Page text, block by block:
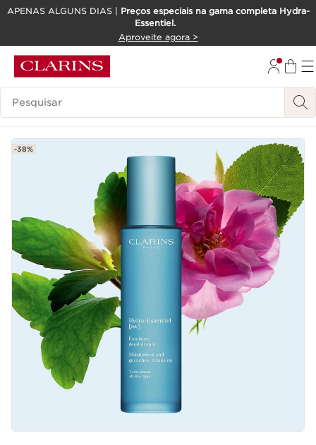
SALTAR PARA O CONTEÚDO
APENAS ALGUNS DIAS | Preços especiais na gama completa Hydra-
Essentiel.
Aproveite agora >
Pesquisar Legenda
-38%